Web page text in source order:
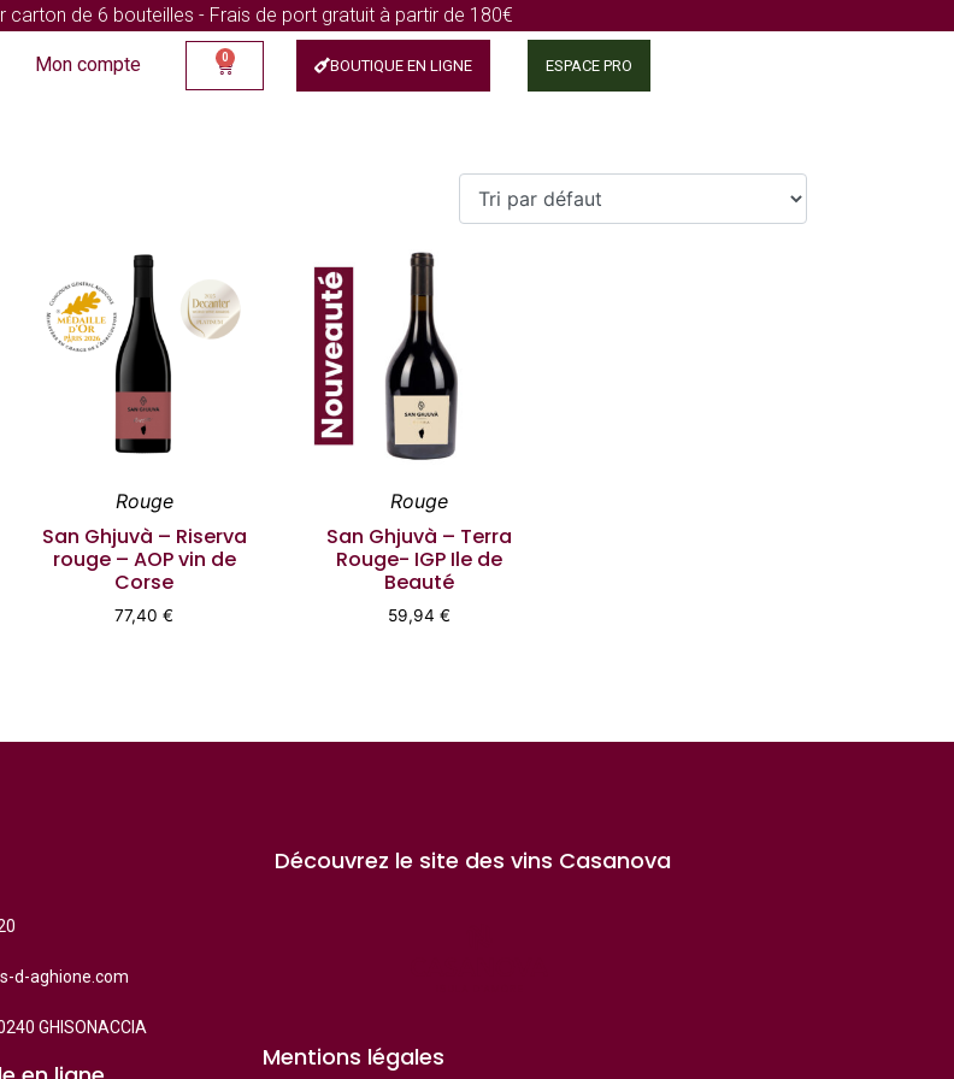
de 6 bouteilles - Frais de port gratuit à partir de 180€
Mon compte 0 BOUTIQUE EN LIGNE ESPACE PRO
Rouge
San Ghjuvà – Riserva
rouge – AOP vin de
Corse
77,40€
Rouge
San Ghjuvà – Terra
Rouge- IGP Ile de
Beauté
59,94 €
d-aghione.com
GHISONACCIA
Découvrez le site des vins Casanova
Mentions légales